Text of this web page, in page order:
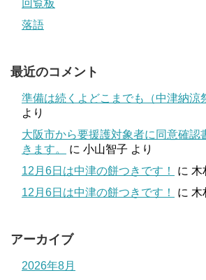
回覧板
落語
最近のコメント
準備は続くよどこまでも（中津納涼
より
大阪市から要援護対象者に同意確認
きます。
に 小山智子 より
12月6日は中津の餅つきです！
に 木
12月6日は中津の餅つきです！
に 木
アーカイブ
2026年8月